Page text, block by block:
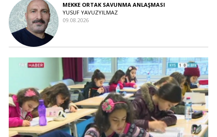
MEKKE ORTAK SAVUNMA ANLAŞMASI
YUSUF YAVUZYILMAZ
09.08.2026